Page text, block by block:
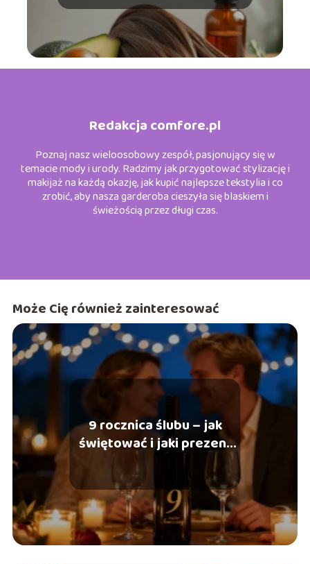
Redakcja comfore.pl
Poznaj nasz wieloosobowy zespół, pasjonujący się w
temacie mody i urody. Radzimy jak przygotować stylizację i
makijaż na każdą okazję, jak kupić najlepsze tekstylia i co
zrobić, aby nasza garderoba cieszyła się blaskiem i
świeżością przez długi czas.
Może Cię również zainteresować
9 rocznica ślubu – jak
świętować i jaki prezent
wybrać?